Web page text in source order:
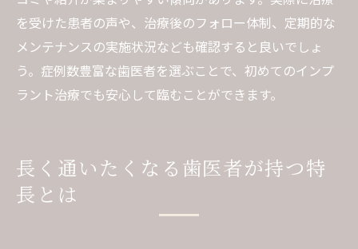
を受けた患者の声や、治療後のフォロー体制、定期的な
メンテナンスの実施状況なども確認すると良いでしょ
う。症例数豊富な歯医者を選ぶことで、初めてのインプ
ラント治療でも安心して臨むことができます。
長く通いたくなる歯医者が持つ特
長とは